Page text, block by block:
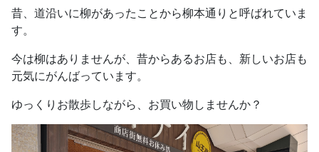
昔、道沿いに柳があったことから柳本通りと呼ばれていま
す。
今は柳はありませんが、昔からあるお店も、新しいお店も
元気にがんばっています。
ゆっくりお散歩しながら、お買い物しませんか？